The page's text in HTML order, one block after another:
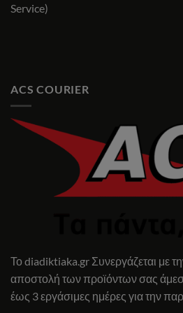
Service)
ACS COURIER
Το diadiktiaka.gr Συνεργάζεται με
αποστολή των προϊόντων σας
έως 3 εργάσιμες ημέρες για την